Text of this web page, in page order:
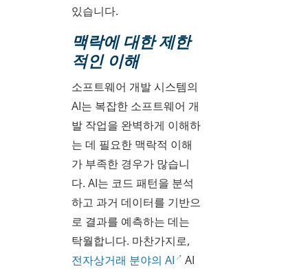
있습니다.
맥락에 대한 제한
적인 이해
소프트웨어 개발 시스템의
AI는 복잡한 소프트웨어 개
발 작업을 완벽하게 이해하
는 데 필요한 맥락적 이해
가 부족한 경우가 많습니
다. AI는 코드 패턴을 분석
하고 과거 데이터를 기반으
로 결과를 예측하는 데는
탁월합니다. 마찬가지로,
전자상거래 분야의 AI
AI